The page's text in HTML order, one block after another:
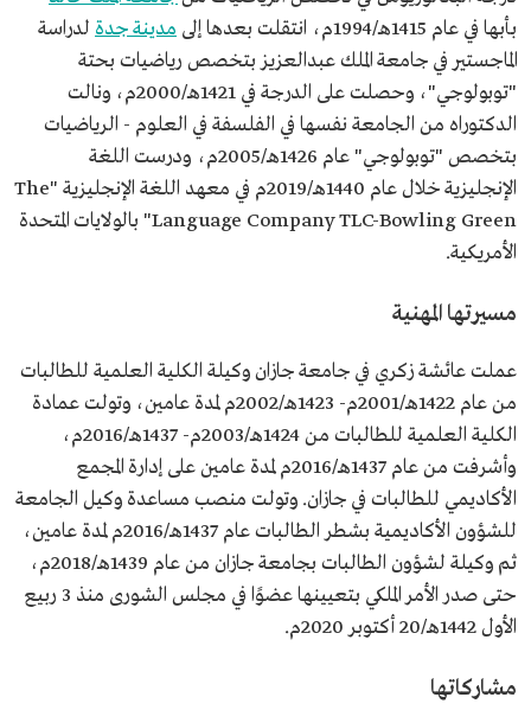
ماجستير رياضيات بحتة "توبولوجي" من جامعة الملك
عبدالعزيز.
دكتوراه في الفلسفة من جامعة الملك عبدالعزيز.
من جوائزها
جائزة أمير منطقة جازان الأمير محمد بن ناصر بن عبدالعزيز
للتفوق العلمي
بأبها في عام 1415هـ/1994م، انتقلت بعدها إلى
مدينة جدة لدراسة
الماجستير في جامعة الملك عبدالعزيز بتخصص رياضيات بحتة
"توبولوجي"، وحصلت على الدرجة في 1421هـ/2000م، ونالت
الدكتوراه من الجامعة نفسها في الفلسفة في العلوم - الرياضيات
بتخصص "توبولوجي" عام 1426هـ/2005م، ودرست اللغة
الإنجليزية خلال عام 1440هـ/2019م في معهد اللغة الإنجليزية "The
Language Company TLC-Bowling Green" بالولايات المتحدة
الأمريكية.
مسيرتها المهنية
عملت عائشة زكري في جامعة جازان وكيلة الكلية العلمية للطالبات
من عام 1422هـ/2001م- 1423هـ/2002م لمدة عامين، وتولت عمادة
الكلية العلمية للطالبات من 1424هـ/2003م- 1437هـ/2016م،
وأشرفت من عام 1437هـ/2016م لمدة عامين على إدارة المجمع
الأكاديمي للطالبات في جازان. وتولت منصب مساعدة وكيل الجامعة
للشؤون الأكاديمية بشطر الطالبات عام 1437هـ/2016م لمدة عامين،
ثم وكيلة لشؤون الطالبات بجامعة جازان من عام 1439هـ/2018م،
حتى صدر الأمر الملكي بتعيينها عضوًا في مجلس الشورى منذ 3 ربيع
الأول 1442هـ/20 أكتوبر 2020م.
مشاركاتها